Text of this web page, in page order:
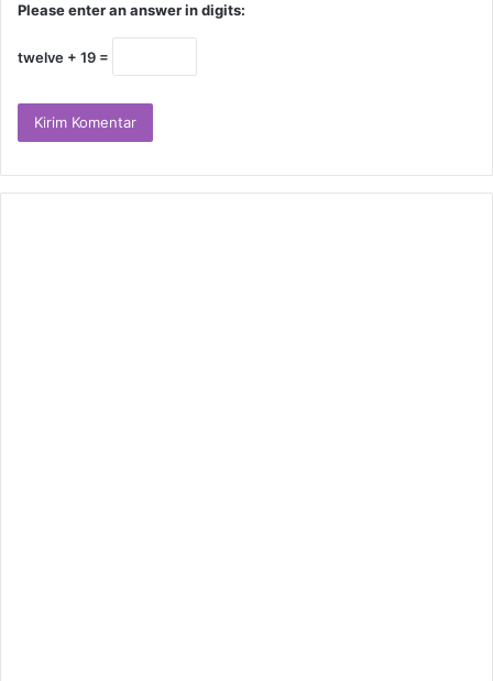
Please enter an answer in digits:
twelve + 19 =